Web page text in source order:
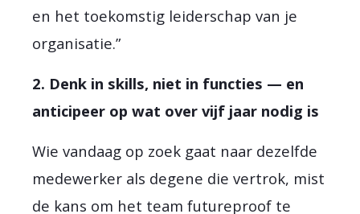
en het toekomstig leiderschap van je
organisatie.”
2. Denk in skills, niet in functies — en
anticipeer op wat over vijf jaar nodig is
Wie vandaag op zoek gaat naar dezelfde
medewerker als degene die vertrok, mist
de kans om het team futureproof te